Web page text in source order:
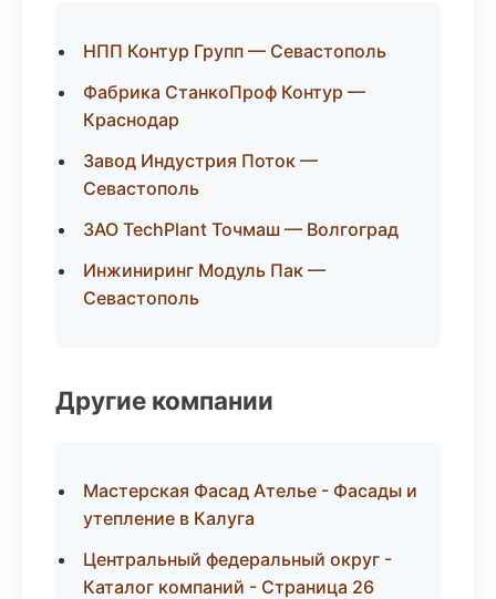
НПП Контур Групп — Севастополь
Фабрика СтанкоПроф Контур —
Краснодар
Завод Индустрия Поток —
Севастополь
ЗАО TechPlant Точмаш — Волгоград
Инжиниринг Модуль Пак —
Севастополь
Другие компании
Мастерская Фасад Ателье - Фасады и
утепление в Калуга
Центральный федеральный округ -
Каталог компаний - Страница 26